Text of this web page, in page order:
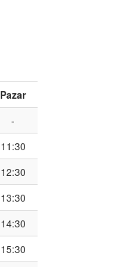
Pazar
-
11:30
12:30
13:30
14:30
15:30